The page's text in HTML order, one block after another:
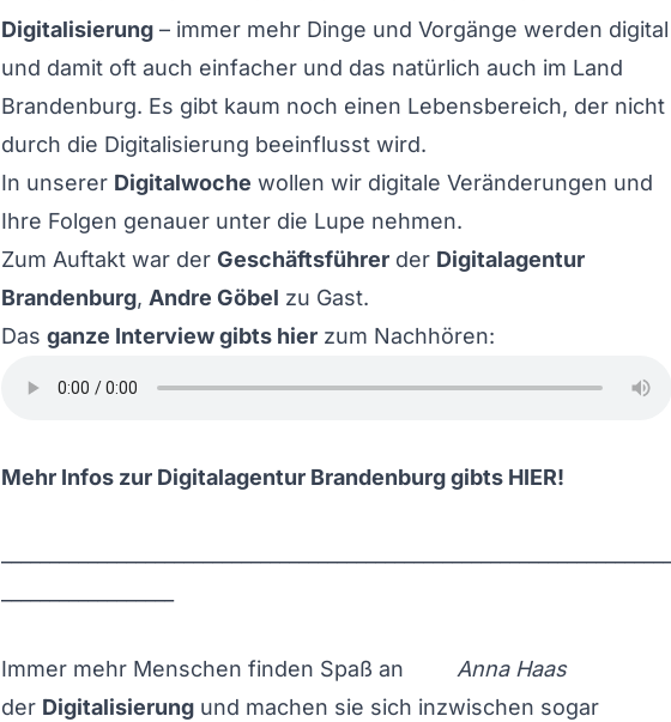
Digitalisierung – immer mehr Dinge und Vorgänge werden digital
und damit oft auch einfacher und das natürlich auch im Land
Brandenburg. Es gibt kaum noch einen Lebensbereich, der nicht
durch die Digitalisierung beeinflusst wird.
In unserer Digitalwoche wollen wir digitale Veränderungen und
Ihre Folgen genauer unter die Lupe nehmen.
Zum Auftakt war der Geschäftsführer der Digitalagentur
Brandenburg, Andre Göbel zu Gast.
Das ganze Interview gibts hier zum Nachhören:
Mehr Infos zur Digitalagentur Brandenburg gibts HIER!
Anna Haas
Immer mehr Menschen finden Spaß an
der Digitalisierung und machen sie sich inzwischen sogar